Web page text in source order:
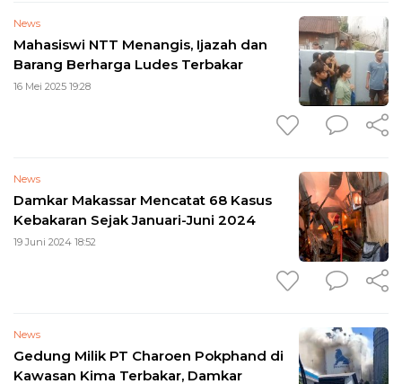
News
Mahasiswi NTT Menangis, Ijazah dan
Barang Berharga Ludes Terbakar
16 Mei 2025 19:28
News
Damkar Makassar Mencatat 68 Kasus
Kebakaran Sejak Januari-Juni 2024
19 Juni 2024 18:52
News
Gedung Milik PT Charoen Pokphand di
Kawasan Kima Terbakar, Damkar